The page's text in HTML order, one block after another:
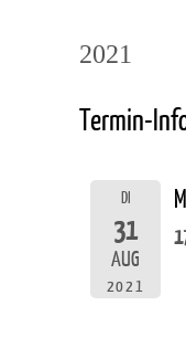
2021
Termin-
DI
31
AUG
2021